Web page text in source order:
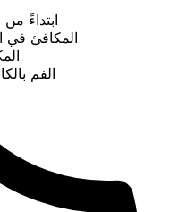
ابتداءً من
المكافئ في
الفم